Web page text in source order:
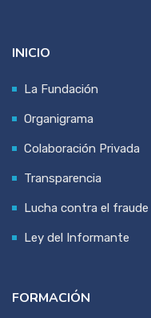
INICIO
La Fundación
Organigrama
Colaboración Privada
Transparencia
Lucha contra el fraude
Ley del Informante
FORMACIÓN